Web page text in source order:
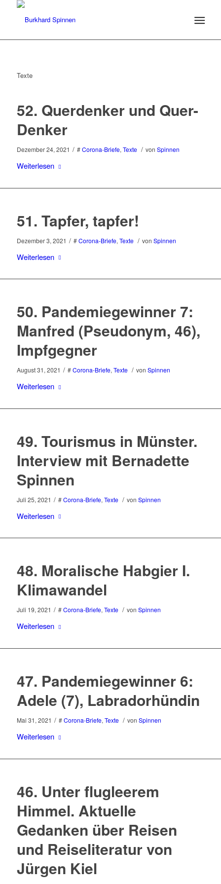
Texte
52. Querdenker und Quer-
Denker
Dezember 24, 2021 / #Corona-Briefe, Texte / von Spinnen
Weiterlesen
51. Tapfer, tapfer!
Dezember 3, 2021 / #Corona-Briefe, Texte / von Spinnen
Weiterlesen
50. Pandemiegewinner 7:
Manfred (Pseudonym, 46),
Impfgegner
August 31, 2021 / #Corona-Briefe, Texte / von Spinnen
Weiterlesen
49. Tourismus in Münster.
Interview mit Bernadette
Spinnen
Juli 25, 2021 / #Corona-Briefe, Texte / von Spinnen
Weiterlesen
48. Moralische Habgier I.
Klimawandel
Juli 19, 2021 / #Corona-Briefe, Texte / von Spinnen
Weiterlesen
47. Pandemiegewinner 6:
Adele (7), Labradorhündin
Mai 31, 2021 / #Corona-Briefe, Texte / von Spinnen
Weiterlesen
46. Unter flugleerem
Himmel. Aktuelle
Gedanken über Reisen
und Reiseliteratur von
Jürgen Kiel